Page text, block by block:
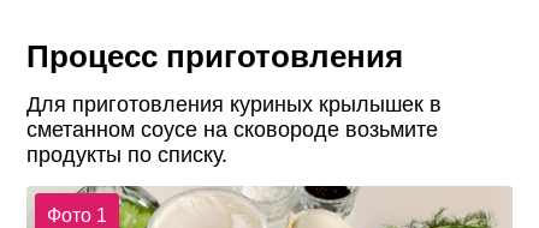
Процесс приготовления
Для приготовления куриных крылышек в
сметанном соусе на сковороде возьмите
продукты по списку.
Фото 1